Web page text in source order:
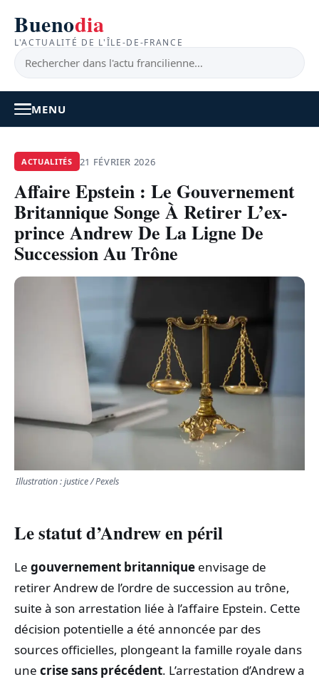
Buenodia
L'ACTUALITÉ DE L'ÎLE-DE-FRANCE
MENU
ACTUALITÉ
BONS PLANS
FEEL GOOD
FAITS DIVERS
TRANSPORTS
POLITIQUE
SCIENCES & TECH
ACTUALITÉS 21 FÉVRIER 2026
Affaire Epstein : Le Gouvernement
Britannique Songe À Retirer L’ex-
prince Andrew De La Ligne De
Succession Au Trône
Illustration : justice / Pexels
Le statut d’Andrew en péril
Le gouvernement britannique envisage de
retirer Andrew de l’ordre de succession au trône,
suite à son arrestation liée à l’affaire Epstein. Cette
décision potentielle a été annoncée par des
sources officielles, plongeant la famille royale dans
une crise sans précédent. L’arrestation d’Andrew a